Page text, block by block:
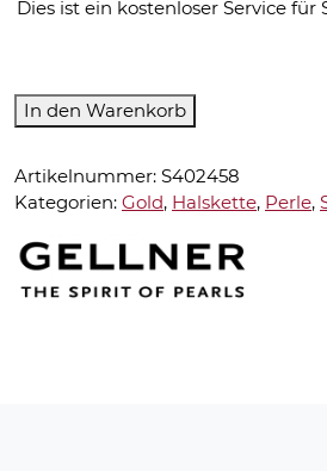
Dies ist ein kostenloser Service für
Gellner-
Halskette-
22020-
03
Menge
In den Warenkorb
Artikelnummer: S402458
Kategorien: Gold, Halskette, Perle,